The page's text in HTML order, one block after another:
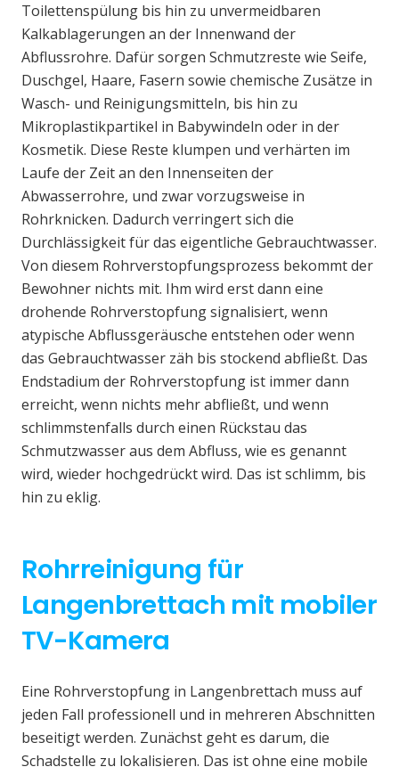
Toilettenspülung bis hin zu unvermeidbaren
Kalkablagerungen an der Innenwand der
Abflussrohre. Dafür sorgen Schmutzreste wie Seife,
Duschgel, Haare, Fasern sowie chemische Zusätze in
Wasch- und Reinigungsmitteln, bis hin zu
Mikroplastikpartikel in Babywindeln oder in der
Kosmetik. Diese Reste klumpen und verhärten im
Laufe der Zeit an den Innenseiten der
Abwasserrohre, und zwar vorzugsweise in
Rohrknicken. Dadurch verringert sich die
Durchlässigkeit für das eigentliche Gebrauchtwasser.
Von diesem Rohrverstopfungsprozess bekommt der
Bewohner nichts mit. Ihm wird erst dann eine
drohende Rohrverstopfung signalisiert, wenn
atypische Abflussgeräusche entstehen oder wenn
das Gebrauchtwasser zäh bis stockend abfließt. Das
Endstadium der Rohrverstopfung ist immer dann
erreicht, wenn nichts mehr abfließt, und wenn
schlimmstenfalls durch einen Rückstau das
Schmutzwasser aus dem Abfluss, wie es genannt
wird, wieder hochgedrückt wird. Das ist schlimm, bis
hin zu eklig.
Rohrreinigung für
Langenbrettach mit mobiler
TV-Kamera
Eine Rohrverstopfung in Langenbrettach muss auf
jeden Fall professionell und in mehreren Abschnitten
beseitigt werden. Zunächst geht es darum, die
Schadstelle zu lokalisieren. Das ist ohne eine mobile